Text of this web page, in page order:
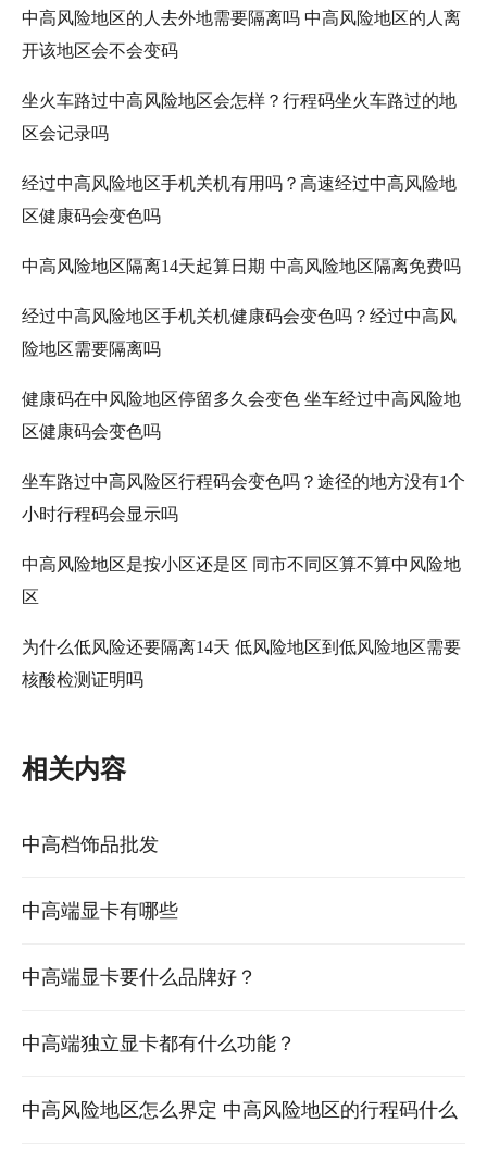
中高风险地区的人去外地需要隔离吗 ​中高风险地区的人离
开该地区会不会变码
坐火车路过中高风险地区会怎样？行程码坐火车路过的地
区会记录吗
经过中高风险地区手机关机有用吗？高速经过中高风险地
区健康码会变色吗
中高风险地区隔离14天起算日期 中高风险地区隔离免费吗
经过中高风险地区手机关机健康码会变色吗？经过中高风
险地区需要隔离吗
健康码在中风险地区停留多久会变色 坐车经过中高风险地
区健康码会变色吗
坐车路过中高风险区行程码会变色吗？途径的地方没有1个
小时行程码会显示吗
中高风险地区是按小区还是区 同市不同区算不算中风险地
区
为什么低风险还要隔离14天 低风险地区到低风险地区需要
核酸检测证明吗
相关内容
中高档饰品批发
中高端显卡有哪些
中高端显卡要什么品牌好？
中高端独立显卡都有什么功能？
中高风险地区怎么界定 中高风险地区的行程码什么